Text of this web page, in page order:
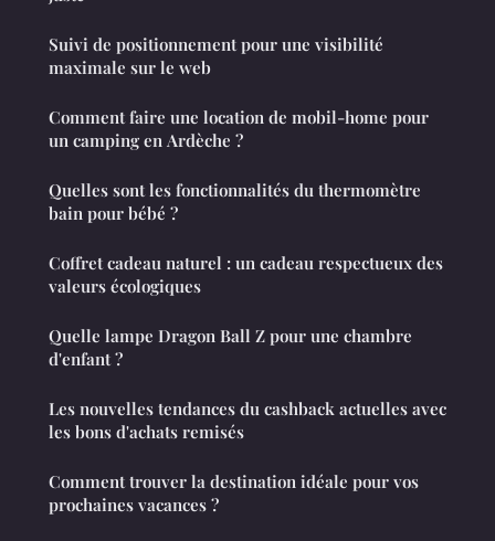
Suivi de positionnement pour une visibilité
maximale sur le web
Comment faire une location de mobil-home pour
un camping en Ardèche ?
Quelles sont les fonctionnalités du thermomètre
bain pour bébé ?
Coffret cadeau naturel : un cadeau respectueux des
valeurs écologiques
Quelle lampe Dragon Ball Z pour une chambre
d'enfant ?
Les nouvelles tendances du cashback actuelles avec
les bons d'achats remisés
Comment trouver la destination idéale pour vos
prochaines vacances ?